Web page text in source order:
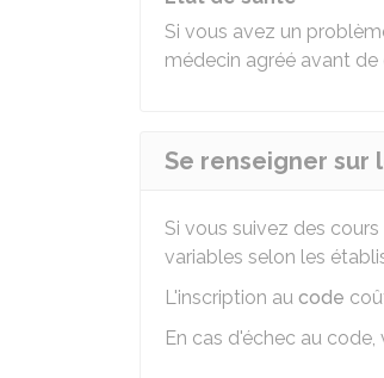
Si vous avez un
médecin agréé avant
Se renseigner sur
Si vous suivez des
variables selon les
L'inscription au code
En cas d'échec au